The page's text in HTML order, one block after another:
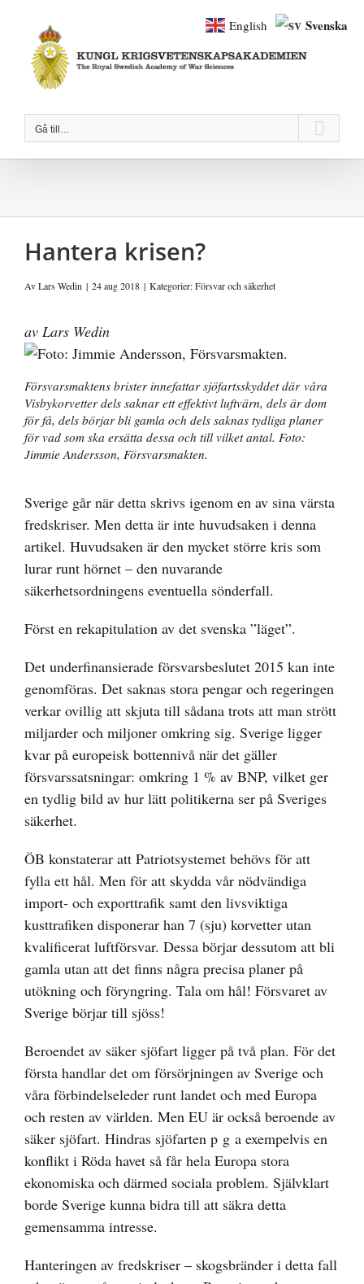
innehållet
Gå till…
Hantera krisen?
AvLars Wedin | 24 aug 2018 | Kategorier:Försvar och säkerhet
av Lars Wedin
Försvarsmaktens brister innefattar sjöfartsskyddet där våra
Visbykorvetter dels saknar ett effektivt luftvärn, dels är dom
för få, dels börjar bli gamla och dels saknas tydliga planer
för vad som ska ersätta dessa och till vilket antal. Foto:
Jimmie Andersson, Försvarsmakten.
Sverige går när detta skrivs igenom en av sina värsta
fredskriser. Men detta är inte huvudsaken i denna
artikel. Huvudsaken är den mycket större kris som
lurar runt hörnet – den nuvarande
säkerhetsordningens eventuella sönderfall.
Först en rekapitulation av det svenska ”läget”.
Det underfinansierade försvarsbeslutet 2015 kan inte
genomföras. Det saknas stora pengar och regeringen
verkar ovillig att skjuta till sådana trots att man strött
miljarder och miljoner omkring sig. Sverige ligger
kvar på europeisk bottennivå när det gäller
försvarssatsningar: omkring 1 % av BNP, vilket ger
en tydlig bild av hur lätt politikerna ser på Sveriges
säkerhet.
ÖB konstaterar att Patriotsystemet behövs för att
fylla ett hål. Men för att skydda vår nödvändiga
import- och exporttrafik samt den livsviktiga
kusttrafiken disponerar han 7 (sju) korvetter utan
kvalificerat luftförsvar. Dessa börjar dessutom att bli
gamla utan att det finns några precisa planer på
utökning och föryngring. Tala om hål! Försvaret av
Sverige börjar till sjöss!
Beroendet av säker sjöfart ligger på två plan. För det
första handlar det om försörjningen av Sverige och
våra förbindelseleder runt landet och med Europa
och resten av världen. Men EU är också beroende av
säker sjöfart. Hindras sjöfarten p g a exempelvis en
konflikt i Röda havet så får hela Europa stora
ekonomiska och därmed sociala problem. Självklart
borde Sverige kunna bidra till att säkra detta
gemensamma intresse.
Hanteringen av fredskriser – skogsbränder i detta fall
English Svenska